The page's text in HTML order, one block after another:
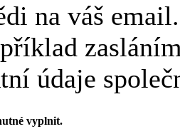
na váš
údaje
vyplnit.